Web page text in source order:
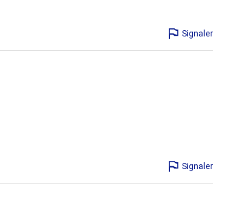
Signaler
Signaler